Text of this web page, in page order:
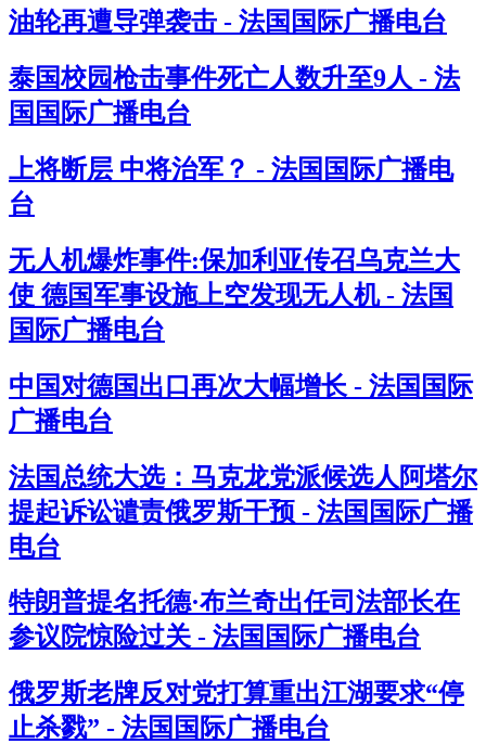
油轮再遭导弹袭击 - 法国国际广播电台
泰国校园枪击事件死亡人数升至9人 - 法
国国际广播电台
上将断层 中将治军？ - 法国国际广播电
台
无人机爆炸事件:保加利亚传召乌克兰大
使 德国军事设施上空发现无人机 - 法国
国际广播电台
中国对德国出口再次大幅增长 - 法国国际
广播电台
法国总统大选：马克龙党派候选人阿塔尔
提起诉讼谴责俄罗斯干预 - 法国国际广播
电台
特朗普提名托德·布兰奇出任司法部长在
参议院惊险过关 - 法国国际广播电台
俄罗斯老牌反对党打算重出江湖要求“停
止杀戮” - 法国国际广播电台